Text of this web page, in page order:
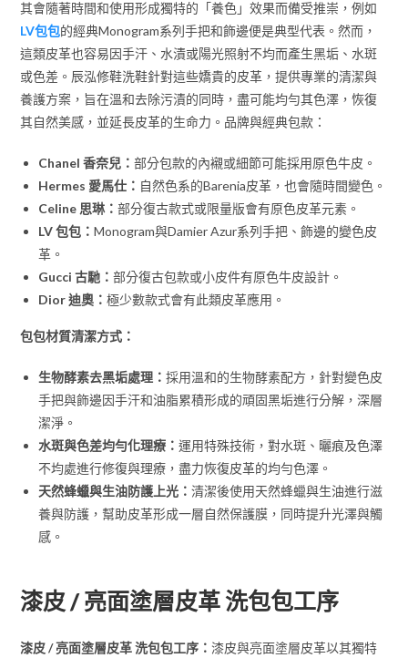
其會隨著時間和使用形成獨特的「養色」效果而備受推崇，例如
LV包包的經典Monogram系列手把和飾邊便是典型代表。然而，
這類皮革也容易因手汗、水漬或陽光照射不均而產生黑垢、水斑
或色差。辰泓修鞋洗鞋針對這些嬌貴的皮革，提供專業的清潔與
養護方案，旨在溫和去除污漬的同時，盡可能均勻其色澤，恢復
其自然美感，並延長皮革的生命力。品牌與經典包款：
Chanel 香奈兒：部分包款的內襯或細節可能採用原色牛皮。
Hermes 愛馬仕： 自然色系的Barenia皮革，也會隨時間變色。
Celine 思琳：部分復古款式或限量版會有原色皮革元素。
LV 包包：Monogram與Damier Azur系列手把、飾邊的變色皮
革。
Gucci 古馳：部分復古包款或小皮件有原色牛皮設計。
Dior 迪奧：極少數款式會有此類皮革應用。
包包材質清潔方式：
生物酵素去黑垢處理：採用溫和的生物酵素配方，針對變色皮
手把與飾邊因手汗和油脂累積形成的頑固黑垢進行分解，深層
潔淨。
水斑與色差均勻化理療：運用特殊技術，對水斑、曬痕及色澤
不均處進行修復與理療，盡力恢復皮革的均勻色澤。
天然蜂蠟與生油防護上光：清潔後使用天然蜂蠟與生油進行滋
養與防護，幫助皮革形成一層自然保護膜，同時提升光澤與觸
感。
漆皮 / 亮面塗層皮革 洗包包工序
漆皮 / 亮面塗層皮革 洗包包工序： 漆皮與亮面塗層皮革以其獨特